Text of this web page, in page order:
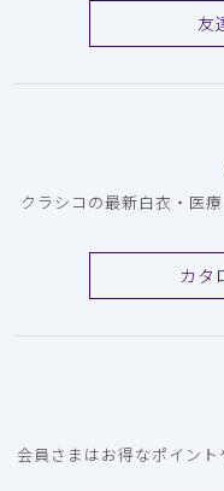
友
クラシコの最新白衣・医
カタ
会員さまはお得なポイン